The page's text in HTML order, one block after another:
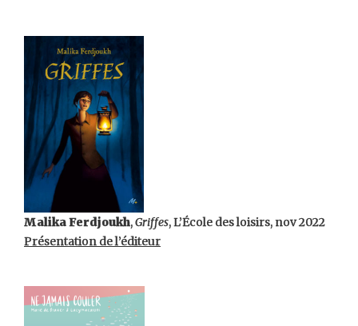
Malika Ferdjoukh,Griffes, L’École des loisirs, nov 2022
Présentation de l’éditeur